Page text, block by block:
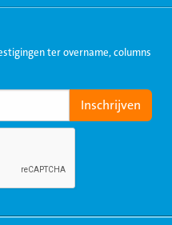
ter overname, columns